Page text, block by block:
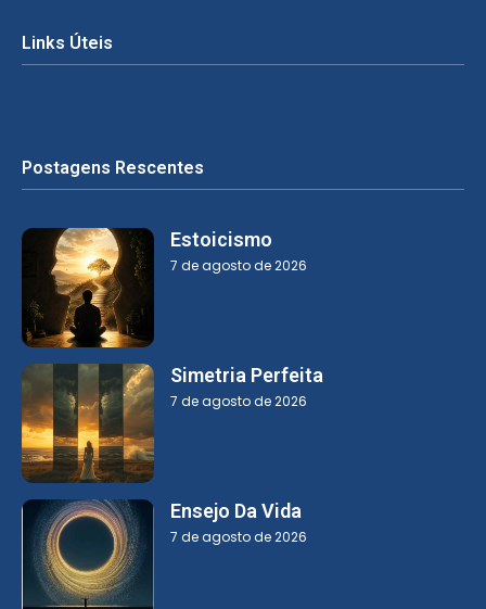
Links Úteis
Postagens Rescentes
Estoicismo
7 de agosto de 2026
Simetria Perfeita
7 de agosto de 2026
Ensejo Da Vida
7 de agosto de 2026